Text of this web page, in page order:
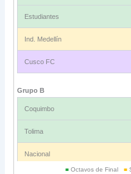
Estudiantes
Ind. Medellín
Cusco FC
Grupo B
Coquimbo
Tolima
Nacional
■Octavos de Final ■